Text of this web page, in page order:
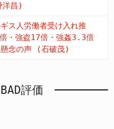
洋昌)
ス人労働者受け入れ推
・強盗17倍・強姦3.3倍
懸念の声 (石破茂)
評価